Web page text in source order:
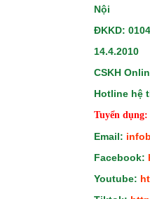
Nội
ĐKKD:
14.4.2010
CSKH
Hotline hệ
Tuyển dụng:
Email:
Facebook:
Youtube: